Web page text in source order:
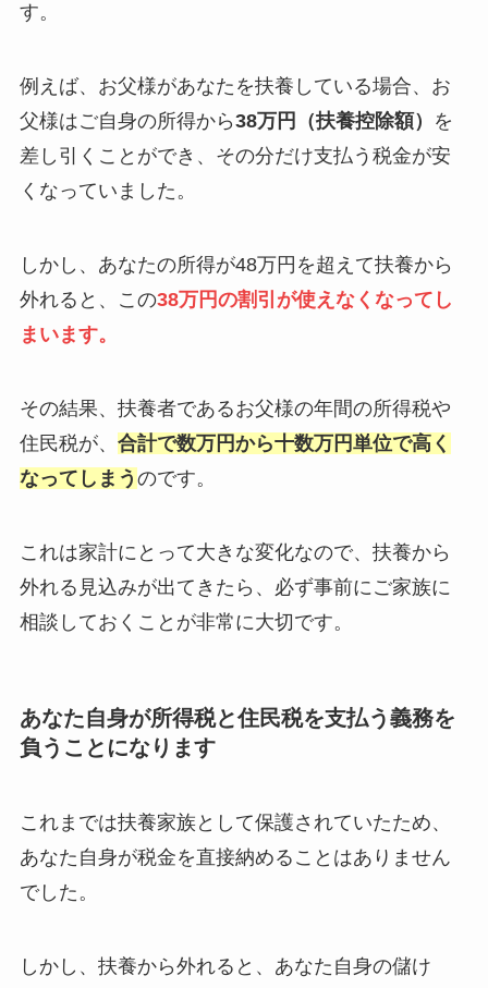
す。
例えば、お父様があなたを扶養している場合、お
父様はご自身の所得から38万円（扶養控除額）
を
差し引くことができ、その分だけ支払う税金が安
くなっていました。
しかし、あなたの所得が48万円を超えて扶養から
外れると、この38万円の割引が使えなくなってし
まいます。
その結果、扶養者であるお父様の年間の所得税や
住民税が、 合計で数万円から十数万円単位で高く
なってしまう のです。
これは家計にとって大きな変化なので、扶養から
外れる見込みが出てきたら、必ず事前にご家族に
相談しておくことが非常に大切です。
あなた自身が所得税と住民税を支払う義務を
負うことになります
これまでは扶養家族として保護されていたため、
あなた自身が税金を直接納めることはありません
でした。
しかし、扶養から外れると、あなた自身の儲け